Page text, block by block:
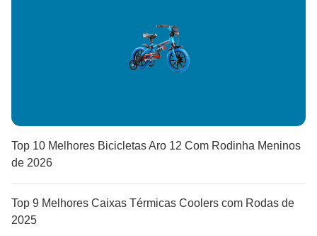
Top 10 Melhores Bicicletas Aro 12 Com Rodinha Meninos
de 2026
Top 9 Melhores Caixas Térmicas Coolers com Rodas de
2025